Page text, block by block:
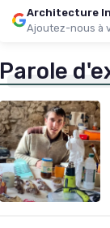
Architecture
Ajoutez-nous à
Parole